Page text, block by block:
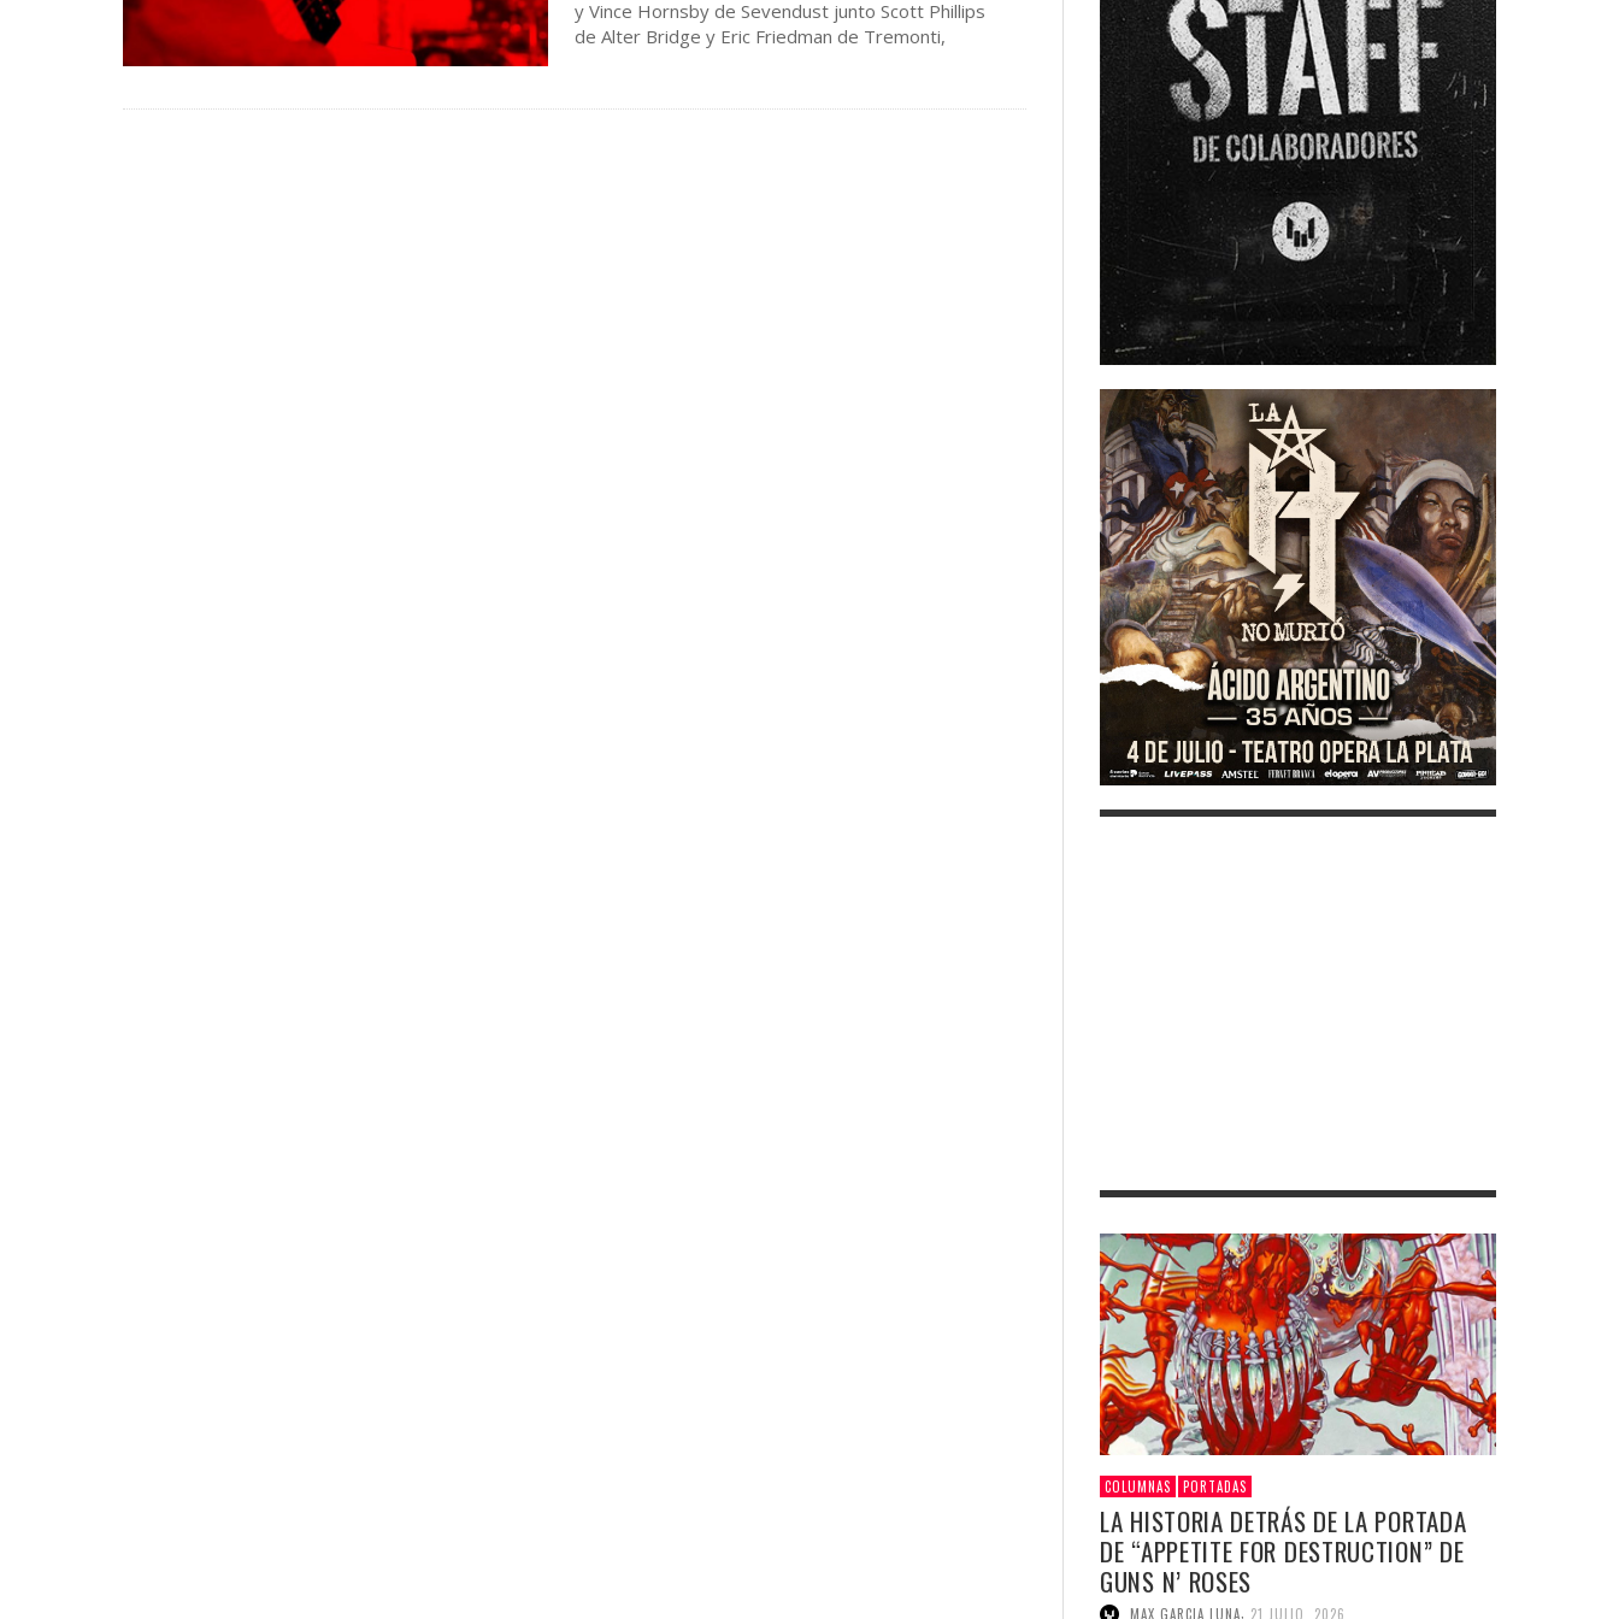
y Vince Hornsby de Sevendust junto Scott Phillips
de Alter Bridge y Eric Friedman de Tremonti,
COLUMNAS PORTADAS
LA HISTORIA DETRÁS DE LA PORTADA
DE “APPETITE FOR DESTRUCTION” DE
GUNS N’ ROSES
MAX GARCIA LUNA, 21 JULIO, 2026